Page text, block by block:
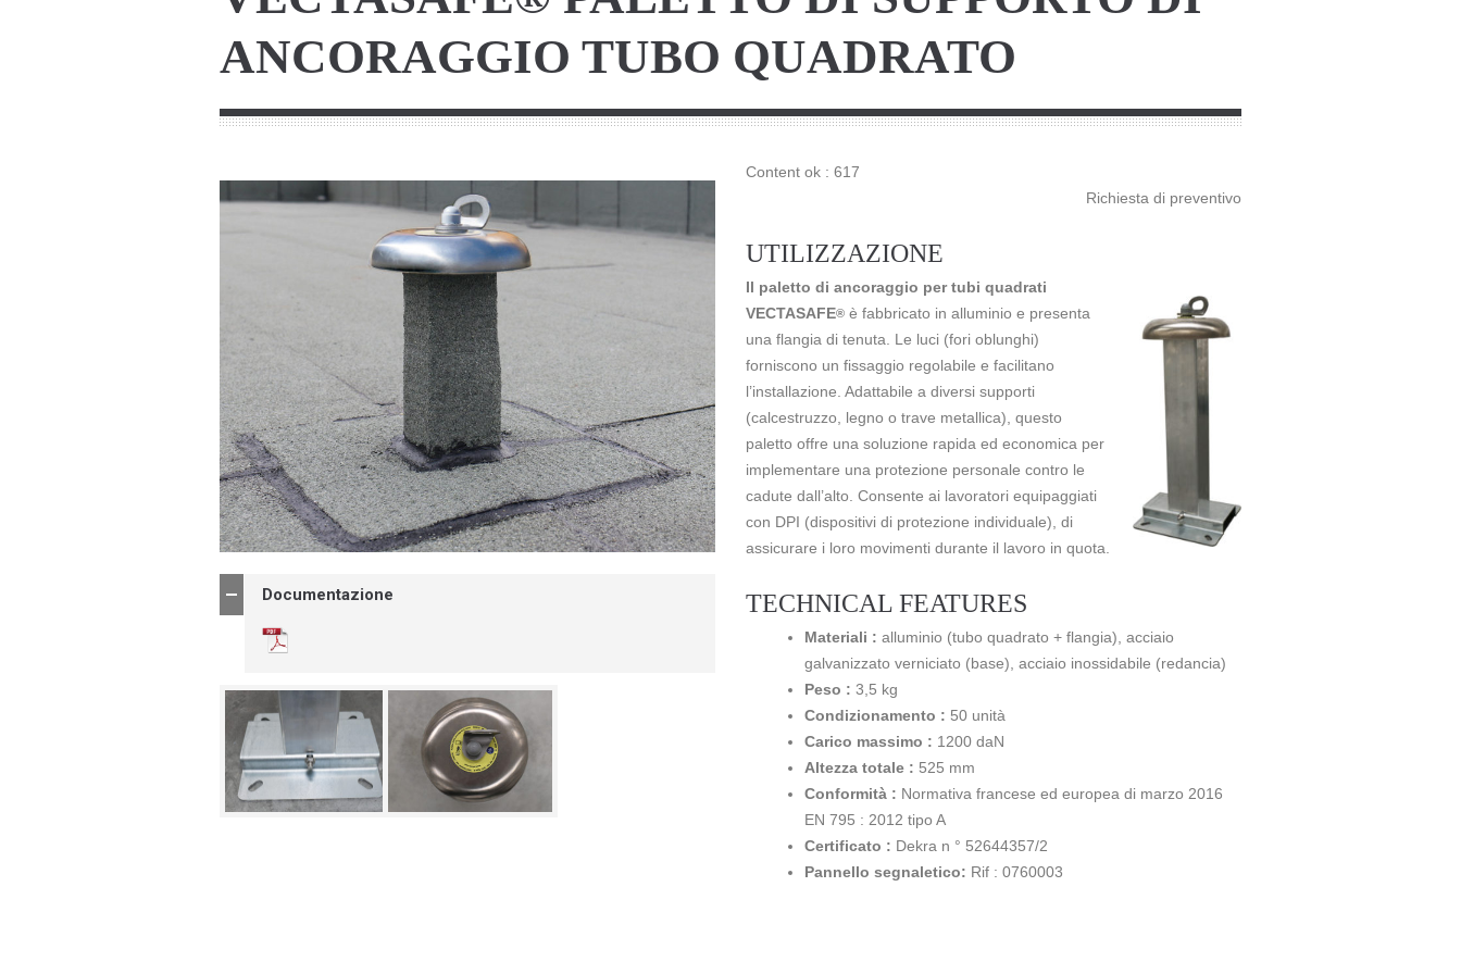
ANCORAGGIO TUBO QUADRATO
Content ok : 617
Documentazione
Richiesta di preventivo
UTILIZZAZIONE
Il paletto di ancoraggio per tubi quadrati
VECTASAFE® è fabbricato in alluminio e presenta
una flangia di tenuta. Le luci (fori oblunghi)
forniscono un fissaggio regolabile e facilitano
l’installazione. Adattabile a diversi supporti
(calcestruzzo, legno o trave metallica), questo
paletto offre una soluzione rapida ed economica per
implementare una protezione personale contro le
cadute dall’alto. Consente ai lavoratori equipaggiati
con DPI (dispositivi di protezione individuale), di
assicurare i loro movimenti durante il lavoro in quota.
TECHNICAL FEATURES
Materiali :alluminio (tubo quadrato + flangia), acciaio
galvanizzato verniciato (base), acciaio inossidabile (redancia)
Peso :3,5 kg
Condizionamento : 50 unità
Carico massimo : 1200 daN
Altezza totale : 525 mm
Conformità : Normativa francese ed europea di marzo 2016
EN 795 : 2012 tipo A
Certificato : Dekra n ° 52644357/2
Pannello segnaletico: Rif : 0760003